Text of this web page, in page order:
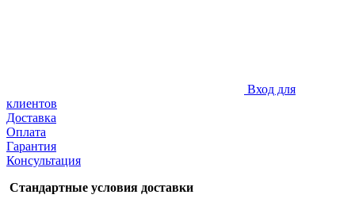
Вход для
клиентов
Доставка
Оплата
Гарантия
Консультация
Стандартные условия доставки